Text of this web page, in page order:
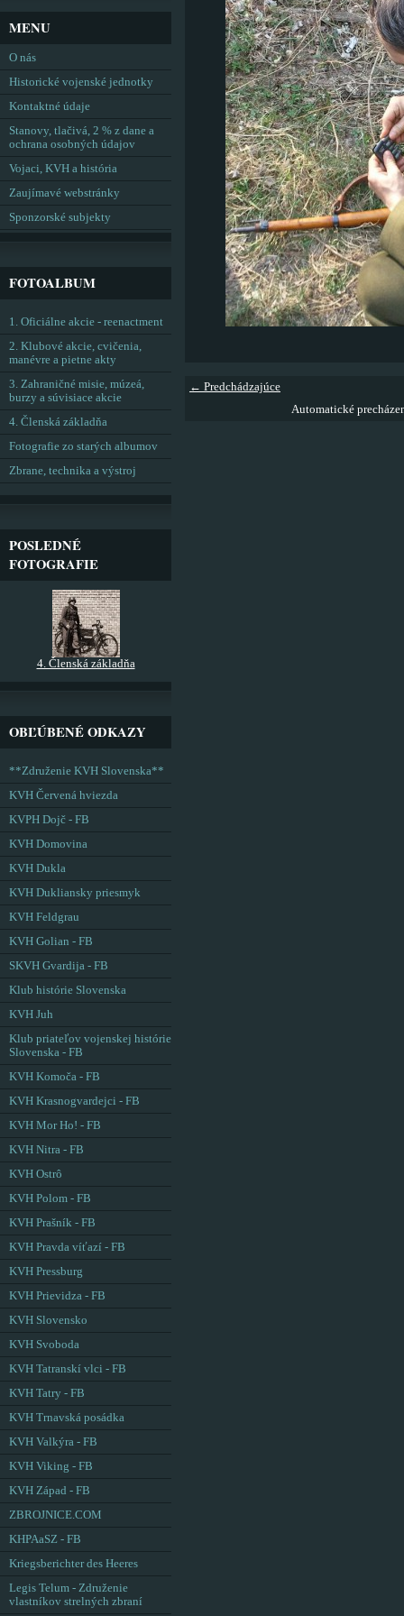
← Predchádzajúce
Automatické
MENU
O nás
Historické vojenské jednotky
Kontaktné údaje
Stanovy, tlačivá, 2 % z dane a
ochrana osobných údajov
Vojaci, KVH a história
Zaujímavé webstránky
Sponzorské subjekty
FOTOALBUM
1. Oficiálne akcie - reenactment
2. Klubové akcie, cvičenia,
manévre a pietne akty
3. Zahraničné misie, múzeá,
burzy a súvisiace akcie
4. Členská základňa
Fotografie zo starých albumov
Zbrane, technika a výstroj
POSLEDNÉ
FOTOGRAFIE
4. Členská základňa
OBĽÚBENÉ ODKAZY
**Združenie KVH Slovenska**
KVH Červená hviezda
KVPH Dojč - FB
KVH Domovina
KVH Dukla
KVH Dukliansky priesmyk
KVH Feldgrau
KVH Golian - FB
SKVH Gvardija - FB
Klub histórie Slovenska
KVH Juh
Klub priateľov vojenskej histórie
Slovenska - FB
KVH Komoča - FB
KVH Krasnogvardejci - FB
KVH Mor Ho! - FB
KVH Nitra - FB
KVH Ostrô
KVH Polom - FB
KVH Prašník - FB
KVH Pravda víťazí - FB
KVH Pressburg
KVH Prievidza - FB
KVH Slovensko
KVH Svoboda
KVH Tatranskí vlci - FB
KVH Tatry - FB
KVH Trnavská posádka
KVH Valkýra - FB
KVH Viking - FB
KVH Západ - FB
ZBROJNICE.COM
KHPAaSZ - FB
Kriegsberichter des Heeres
Legis Telum - Združenie
vlastníkov strelných zbraní